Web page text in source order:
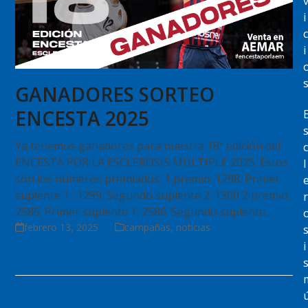
GANADORES SORTEO
ENCESTA 2025
Ya tenemos ganadores para nuestra 18ª edición del
ENCESTA POR LA ESCLEROSIS MÚLTIPLE 2025. Estos
son los números premiados: 1 premio: 1298. Primer
suplente 1 : 1299. Segundo suplente 2: 1300 2 premio:
2585. Primer suplente 1: 2586. Segundo suplente…
febrero 13, 2025 campañas, noticias
i
c
i
s
s
c
l
r
s
i
s